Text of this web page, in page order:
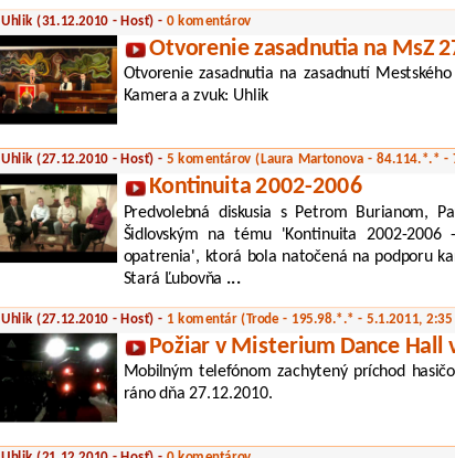
Uhlik (31.12.2010 - Hosť) - 0 komentárov
Otvorenie zasadnutia na MsZ
Otvorenie zasadnutia na zasadnutí
Kamera a zvuk: Uhlik
Uhlik (27.12.2010 - Hosť) - 5 komentárov (Laura Martonova - 84.114.*.* -
Kontinuita 2002-2006
Predvolebná diskusia s Petrom Burianom,
Šidlovským na tému 'Kontinuita 2002-
opatrenia', ktorá bola natočená na podporu
Stará Ľubovňa ...
Uhlik (27.12.2010 - Hosť) - 1 komentár(Trode - 195.98.*.* - 5.1.2011,
Požiar v Misterium Dance Hall
Mobilným telefónom zachytený príchod
ráno dňa 27.12.2010.